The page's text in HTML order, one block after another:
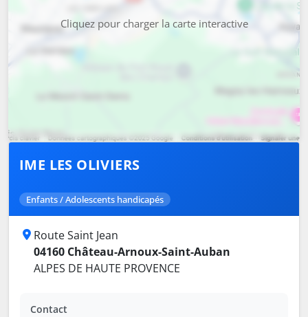
Cliquez pour charger la carte interactive
IME LES OLIVIERS
Enfants / Adolescents handicapés
Route Saint Jean
04160 Château-Arnoux-Saint-Auban
ALPES DE HAUTE PROVENCE
Contact